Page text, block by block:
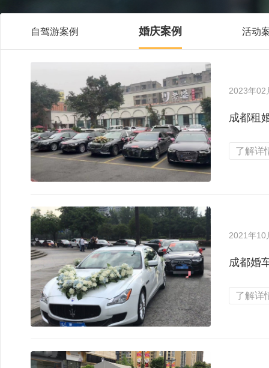
自驾游案例 婚庆案例 活动
2023年02
成都租
了解详
2021年10
成都婚
了解详